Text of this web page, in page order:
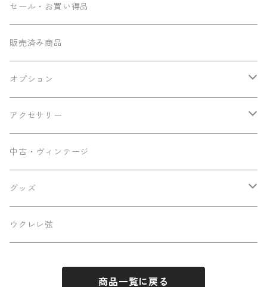
コンサート
テナー
その他
ミニテナー
Seilen
Sumi工房
Ancestor's
Frayns
KOU ukulele
早瀬ギター工房
Luna
セール・お買い得品
販売済み商品
オプション
エンドピン追加
アクセサリー
メンテナンス用品
ケース
パーツ
中古・ヴィンテージ
グッズ
ステッカー
ウクレレ弦
商品一覧に戻る